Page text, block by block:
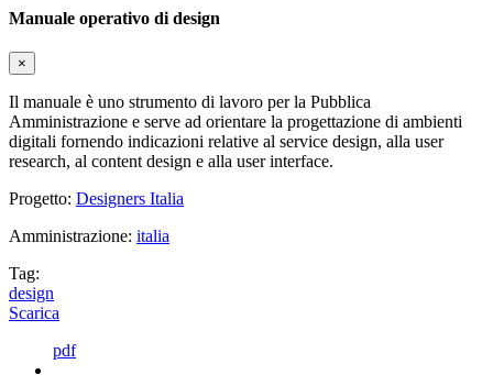
Manuale operativo di design
×
Il manuale è uno strumento di lavoro per la Pubblica
Amministrazione e serve ad orientare la progettazione di ambienti
digitali fornendo indicazioni relative al service design, alla user
research, al content design e alla user interface.
Progetto: Designers Italia
Amministrazione: italia
Tag:
design
Scarica
pdf